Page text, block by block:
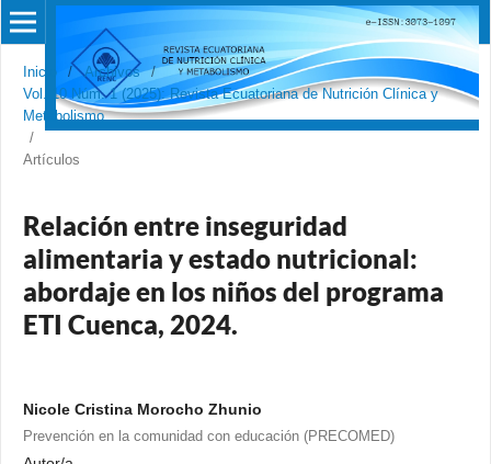
Inicio / Archivos
/
Vol. 10 Núm. 1 (2025): Revista Ecuatoriana de Nutrición Clínica y
Metabolismo
/
Artículos
Relación entre inseguridad
alimentaria y estado nutricional:
abordaje en los niños del programa
ETI Cuenca, 2024.
Nicole Cristina Morocho Zhunio
Prevención en la comunidad con educación (PRECOMED)